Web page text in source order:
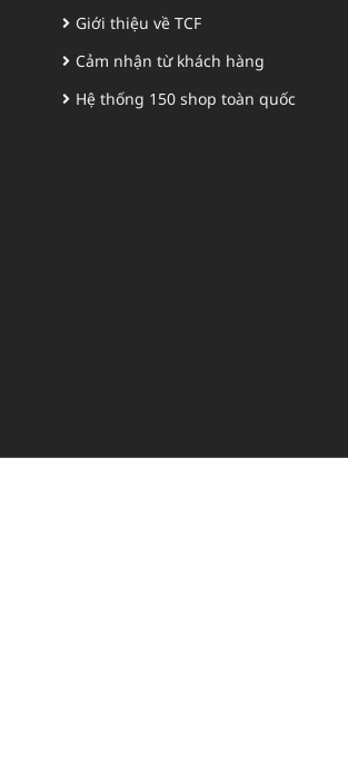
Giới thiệu về TCF
Cảm nhận từ khách hàng
Hệ thống 150 shop toàn quốc